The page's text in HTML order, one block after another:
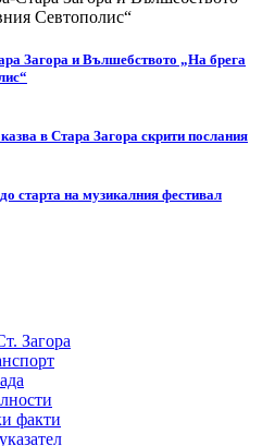
Загора и Вълшебството „На брега
в Стара Загора скрити послания
старта на музикалния фестивал
Загора
факти